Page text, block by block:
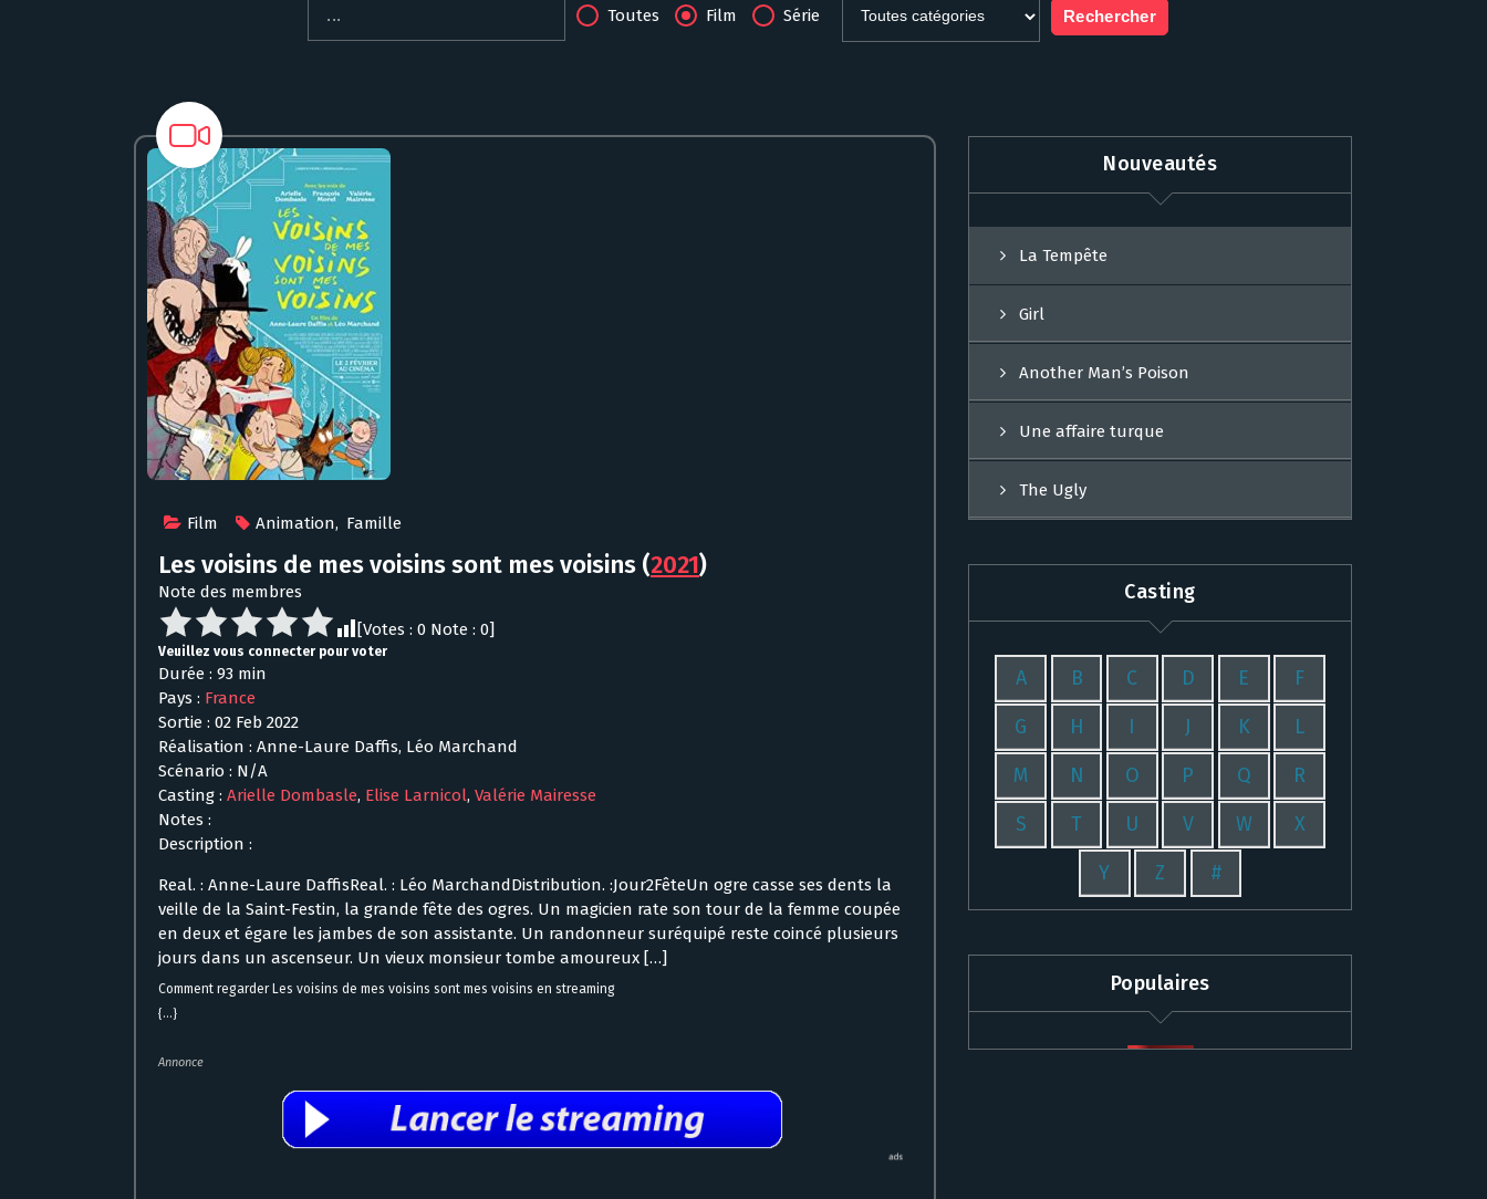
Toutes Film Série
Film Animation, Famille
Les voisins de mes voisins sont mes voisins (2021)
Note des membres
[Votes : 0 Note : 0]
Veuillez vous connecter pour voter
Durée : 93 min
Pays : France
Sortie : 02 Feb 2022
Réalisation : Anne-Laure Daffis, Léo Marchand
Scénario : N/A
Casting : Arielle Dombasle, Elise Larnicol, Valérie Mairesse
Notes :
Description :
Real. : Anne-Laure DaffisReal. : Léo MarchandDistribution. :Jour2FêteUn ogre casse ses dents la
veille de la Saint-Festin, la grande fête des ogres. Un magicien rate son tour de la femme coupée
en deux et égare les jambes de son assistante. Un randonneur suréquipé reste coincé plusieurs
jours dans un ascenseur. Un vieux monsieur tombe amoureux […]
Comment regarder Les voisins de mes voisins sont mes voisins en streaming
{...}
Annonce
Nouveautés
La Tempête
Girl
Another Man’s Poison
Une affaire turque
The Ugly
Casting
A B C D E F
G H I J K L
M N O P Q R
S T U V W X
Y Z #
Populaires